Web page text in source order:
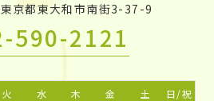
京都東大和市南街3-37-9
590-2121
火 水 木 金 土 日/祝